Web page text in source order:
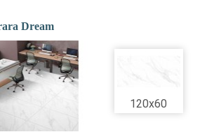
Dream
120x60